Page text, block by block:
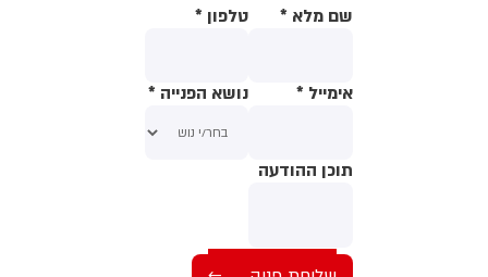
שם מלא * טלפון *
אימייל * נושא הפנייה *
תוכן ההודעה